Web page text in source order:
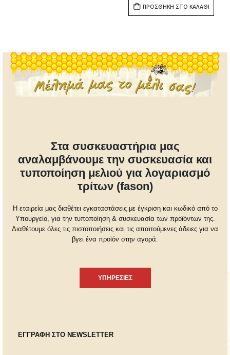
ΠΡΟΣΘΉΚΗ ΣΤΟ ΚΑΛΆΘΙ
Στα συσκευαστήρια μας
αναλαμβάνουμε την συσκευασία και
τυποποίηση μελιού για λογαριασμό
τρίτων (fason)
Η εταιρεία μας διαθέτει εγκαταστάσεις με έγκριση και κωδικό από το
Υπουργείο, για την τυποποίηση & συσκευασία των προϊόντων της.
Διαθέτουμε όλες τις πιστοποιήσεις και τις απαιτούμενες άδειες για να
βγει ένα προϊόν στην αγορά.
ΥΠΗΡΕΣΙΕΣ
ΕΓΓΡΑΦΗ ΣΤΟ NEWSLETTER